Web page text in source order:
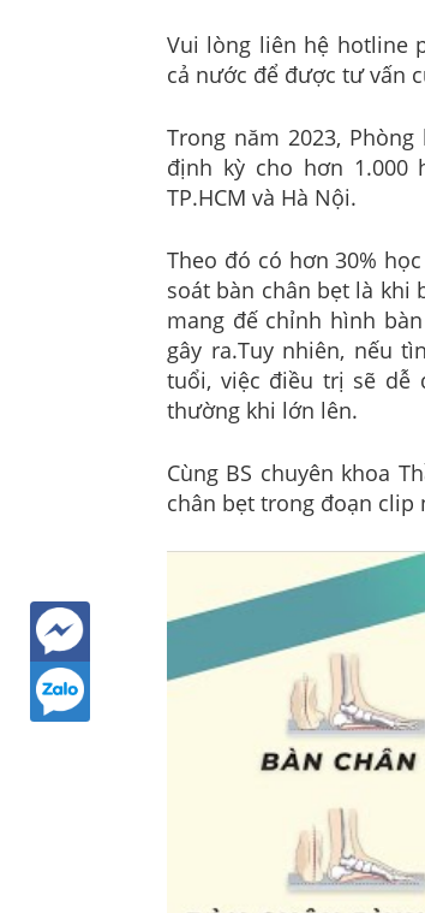
Vui lòng liên hệ hotline
cả nước để được tư vấn
Trong năm 2023,
định kỳ cho hơn
TP.HCM và Hà Nội.
Theo đó có hơn 30%
soát bàn chân bẹt là khi
mang đế chỉnh hình
gây ra.Tuy nhiên, nếu
tuổi, việc điều trị sẽ dễ
thường khi lớn lên.
Cùng BS chuyên khoa
chân bẹt trong đoạn clip